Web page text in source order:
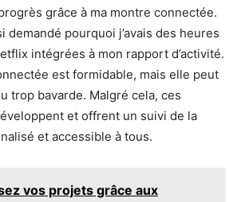
grâce à ma montre connectée.
demandé pourquoi j’avais des heures
intégrées à mon rapport d’activité.
est formidable, mais elle peut
trop bavarde. Malgré cela, ces
et offrent un suivi de la
et accessible à tous.
vos projets grâce aux